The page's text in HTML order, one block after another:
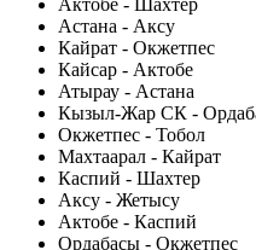
Актобе - Шахтер
Астана - Аксу
Кайрат - Окжетпес
Кайсар - Актобе
Атырау - Астана
Кызыл-Жар СК -
Окжетпес - Тобол
Махтаарал - Кайрат
Каспий - Шахтер
Аксу - Жетысу
Актобе - Каспий
Ордабасы - Окжетпес